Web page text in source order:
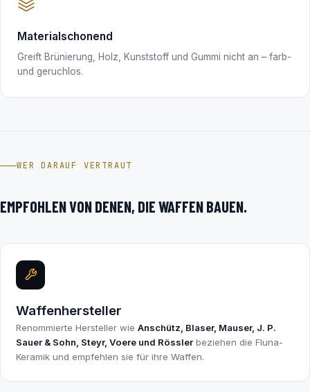
Materialschonend
Greift Brünierung, Holz, Kunststoff und Gummi nicht an – farb-
und geruchlos.
WER DARAUF VERTRAUT
EMPFOHLEN VON DENEN, DIE WAFFEN BAUEN.
Waffenhersteller
Renommierte Hersteller wieAnschütz, Blaser, Mauser, J. P.
Sauer & Sohn, Steyr, Voere und Rössler beziehen die Fluna-
Keramik und empfehlen sie für ihre Waffen.